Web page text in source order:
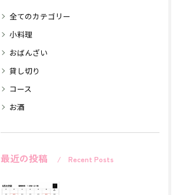
全てのカテゴリー
小料理
おばんざい
貸し切り
コース
お酒
最近の投稿 Recent Posts